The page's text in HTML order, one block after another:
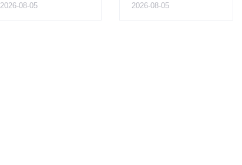
2026-08-05 2026-08-05